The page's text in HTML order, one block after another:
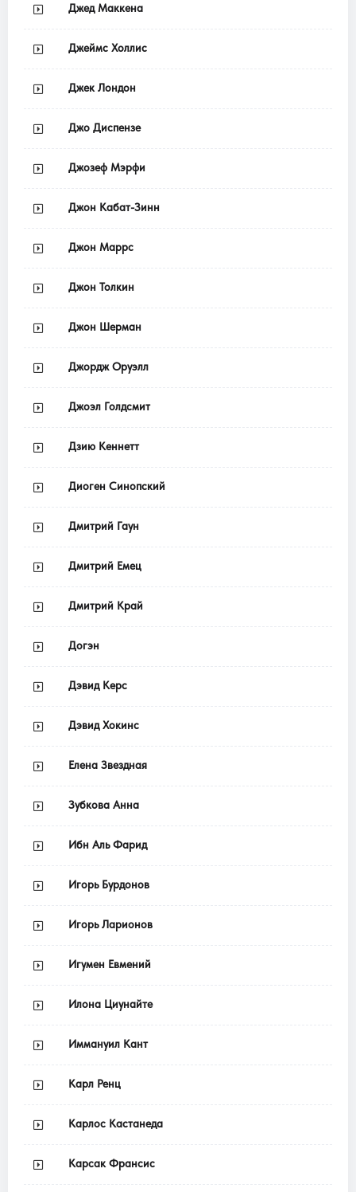
Джед Маккена
Джеймс Холлис
Джек Лондон
Джо Диспензе
Джозеф Мэрфи
Джон Кабат-Зинн
Джон Маррс
Джон Толкин
Джон Шерман
Джордж Оруэлл
Джоэл Голдсмит
Дзию Кеннетт
Диоген Синопский
Дмитрий Гаун
Дмитрий Емец
Дмитрий Край
Догэн
Дэвид Керс
Дэвид Хокинс
Елена Звездная
Зубкова Анна
Ибн Аль Фарид
Игорь Бурдонов
Игорь Ларионов
Игумен Евмений
Илона Циунайте
Иммануил Кант
Карл Ренц
Карлос Кастанеда
Карсак Франсис